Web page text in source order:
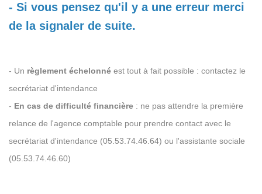
- Si vous pensez qu'il y a une erreur merci
de la signaler de suite.
- Un règlement échelonné est tout à fait possible : contactez le
secrétariat d'intendance
- En cas de difficulté financière : ne pas attendre la première
relance de l'agence comptable pour prendre contact avec le
secrétariat d'intendance (05.53.74.46.64) ou l'assistante sociale
(05.53.74.46.60)